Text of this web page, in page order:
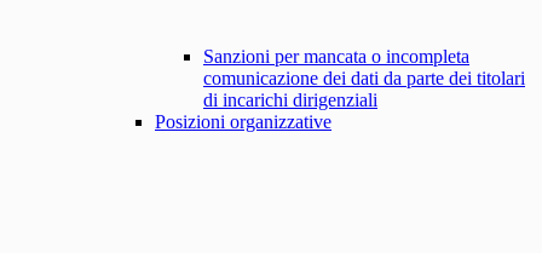
Sanzioni per mancata o incompleta
comunicazione dei dati da parte dei titolari
di incarichi dirigenziali
Posizioni organizzative